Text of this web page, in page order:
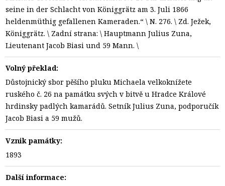
seine in der Schlacht von Königgrätz am 3. Juli 1866
heldenmüthig gefallenen Kameraden.“ \ N. 276. \ Zd. Ježek,
Königgrätz. \ Zadní strana: \ Hauptmann Julius Zuna,
Lieutenant Jacob Biasi und 59 Mann. \
Volný překlad:
Důstojnický sbor pěšího pluku Michaela velkoknížete
ruského č. 26 na památku svých v bitvě u Hradce Králové
hrdinsky padlých kamarádů. Setník Julius Zuna, podporučík
Jacob Biasi a 59 mužů.
Vznik památky:
1893
Další informace: